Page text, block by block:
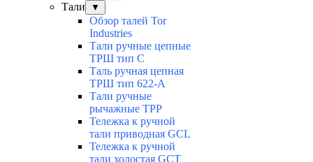
Тали ▼
Обзор талей Tor
Industries
Тали ручные цепные
ТРШ тип С
Таль ручная цепная
ТРШ тип 622-А
Тали ручные
рычажные ТРР
Тележка к ручной
тали приводная GCL
Тележка к ручной
тали холостая GCT